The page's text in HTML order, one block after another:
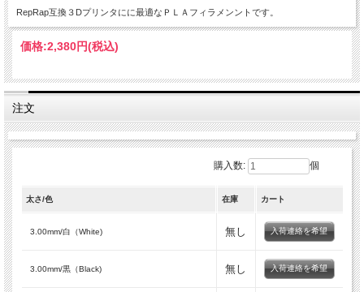
RepRap互換３Dプリンタにに最適なＰＬＡフィラメンントです。
価格:2,380円(税込)
注文
購入数: 個
太さ/色 在庫 カート
3.00mm/白（White) 無し 入荷連絡を希望
3.00mm/黒（Black) 無し 入荷連絡を希望